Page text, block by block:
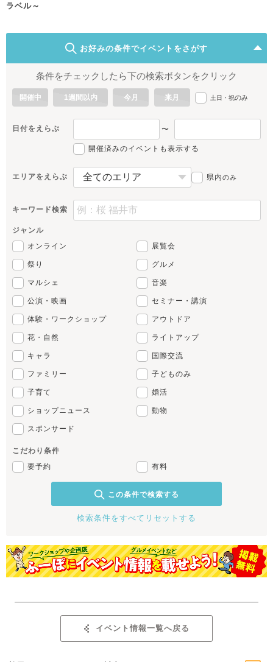
ラベル～
お好みの条件でイベントをさがす
条件をチェックしたら下の検索ボタンをクリック
開催中 1週間以内 今月 来月 土日・祝のみ
日付をえらぶ 〜
開催済みのイベントも表示する
エリアをえらぶ 県内のみ
キーワード検索
ジャンル
オンライン
展覧会
祭り グルメ
マルシェ 音楽
公演・映画 セミナー・講演
体験・ワークショップ アウトドア
花・自然 ライトアップ
キャラ 国際交流
ファミリー 子どものみ
子育て 婚活
ショップニュース 動物
スポンサード
こだわり条件
要予約
有料
この条件で検索する
検索条件をすべてリセットする
イベント情報一覧へ戻る